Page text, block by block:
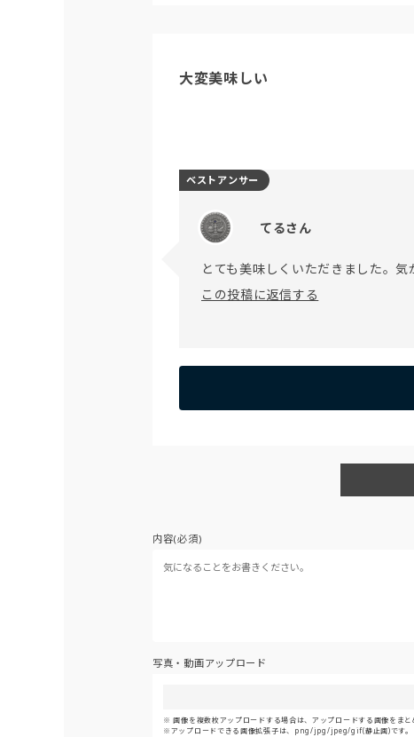
大変美味しい
てるさん
とても美味しくいただきました。
この投稿に返信する
ベストアンサー
内容(必須)
写真・動画アップロード
画像を複数枚アップロードする場合は、アップロードする画像をま
アップロードできる画像拡張子は、png/jpg/jpeg/gif(静止画)です。